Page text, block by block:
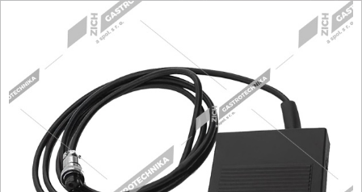
Fritézy
Gastronádoby
PIZZA technologie